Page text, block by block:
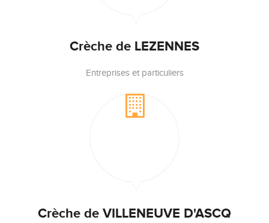
Crèche de LEZENNES
Entreprises et particuliers
Crèche de VILLENEUVE D'ASCQ